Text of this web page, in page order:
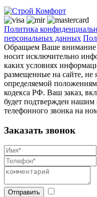
Политика
персональных данных
Обращаем Ваше внимание
носит исключительно
каких условиях
размещенные на сайте, не
определяемой
кодекса РФ. Ваш заказ,
будет подтвержден
телефонного звонка на
Заказать звонок
Отправить